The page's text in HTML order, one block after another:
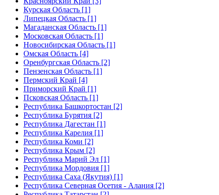
Курская Область [1]
Липецкая Область [1]
Магаданская Область [1]
Московская Область [1]
Новосибирская Область [1]
Омская Область [4]
Оренбургская Область [2]
Пензенская Область [1]
Пермский Край [4]
Приморский Край [1]
Псковская Область [1]
Республика Башкортостан [2]
Республика Бурятия [2]
Республика Дагестан [1]
Республика Карелия [1]
Республика Коми [2]
Республика Крым [2]
Республика Марий Эл [1]
Республика Мордовия [1]
Республика Саха (Якутия) [1]
Республика Северная Осетия - Алания [2]